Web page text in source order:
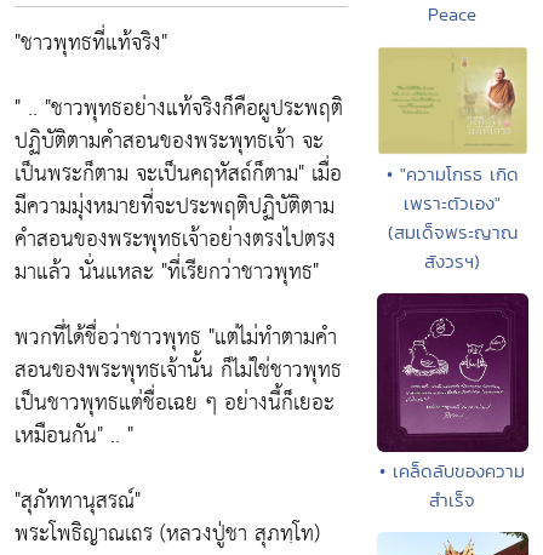
"ชาวพุทธที่แท้จริง"
" .. "ชาวพุทธอย่างแท้จริงก็คือผูประพฤติ
ปฏิบัติตามคำสอนของพระพุทธเจ้า จะ
เป็นพระก็ตาม จะเป็นคฤหัสถ์ก็ตาม" เมื่อ
มีความมุ่งหมายที่จะประพฤติปฏิบัติตาม
คำสอนของพระพุทธเจ้าอย่างตรงไปตรง
มาแล้ว นั่นแหละ "ที่เรียกว่าชาวพุทธ"
พวกที่ได้ชื่อว่าชาวพุทธ "แต่ไม่ทำตามคำ
สอนของพระพุทธเจ้านั้น ก็ไม่ใช่ชาวพุทธ
เป็นชาวพุทธแต่ชื่อเฉย ๆ อย่างนี้ก็เยอะ
เหมือนกัน" .. "
"สุภัททานุสรณ์"
พระโพธิญาณเถร (หลวงปู่ชา สุภทฺโท)
Peace
• "ความโกรธ เกิด
เพราะตัวเอง"
(สมเด็จพระญาณ
สังวรฯ)
• เคล็ดลับของความ
สำเร็จ